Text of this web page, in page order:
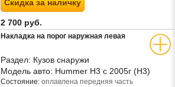
Скидка за наличку
2 700 руб.
Накладка на порог наружная левая
Раздел: Кузов снаружи
Модель авто: Hummer H3 с 2005г (Н3)
Состояние: оплавлена передняя часть